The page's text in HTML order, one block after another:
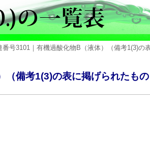
番号3101｜有機過酸化物B（液体）（備考1(3)
（備考1(3)の表に掲げられたも